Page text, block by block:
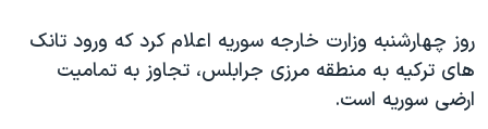
روز چهارشنبه وزارت خارجه سوریه اعلام کرد که ورود تانک
های ترکیه به منطقه مرزی جرابلس، تجاوز به تمامیت
ارضی سوریه است.